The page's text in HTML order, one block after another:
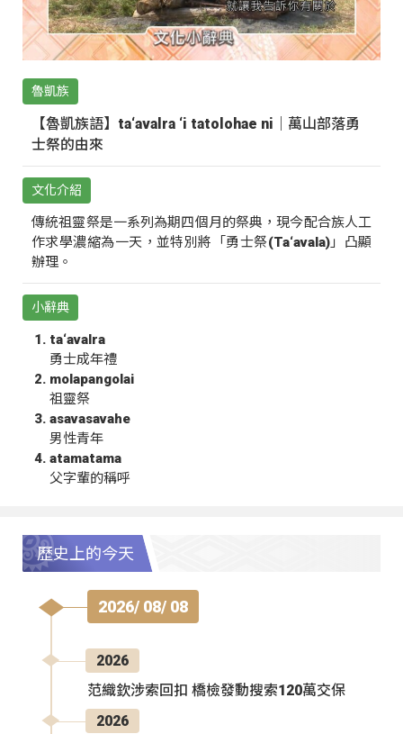
魯凱族
【魯凱族語】ta‘avalra ‘i tatolohae ni｜萬山部落勇
士祭的由來
文化介紹
傳統祖靈祭是一系列為期四個月的祭典，現今配合族人工
作求學濃縮為一天，並特別將「勇士祭(Ta‘avala)」凸顯
辦理。
小辭典
ta‘avalra
勇士成年禮
molapangolai
祖靈祭
asavasavahe
男性青年
atamatama
父字輩的稱呼
歷史上的今天
2026/ 08/ 08
2026
范織欽涉索回扣 橋檢發動搜索120萬交保
2026